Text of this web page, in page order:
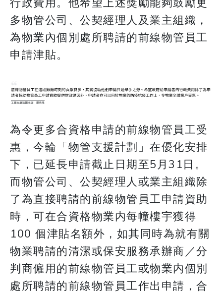
多物管公司、公契經理人及業主組織，
為物業內個別處所聘請的前線物管員工
申請津貼。
為令更多合資格申請的前線物管員工受
惠，今輪「物管支援計劃」在優化安排
下，已延長申請截止日期至5月31日。
而物管公司、公契經理人或業主組織除
了為直接聘請的前線物管員工申請資助
時，可在合資格物業内每幢樓宇獲得
100 個津貼名額外，如其同時為就有關
物業聘請的清潔或保安服務承辦商／分
判商僱用的前線物管員工或物業内個別
處所聘請的前線物管員工作出申請，合